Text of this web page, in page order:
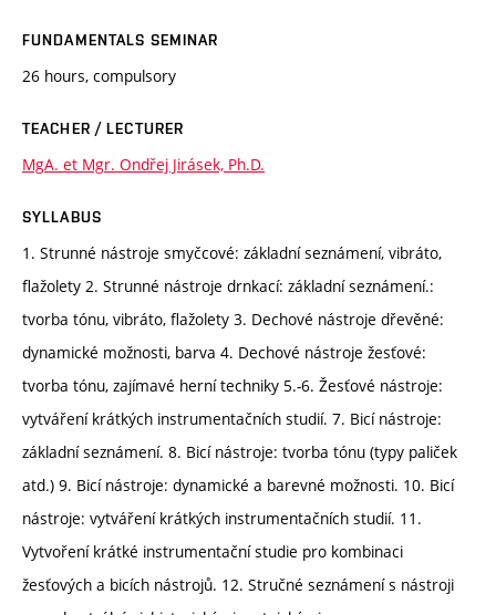
FUNDAMENTALS SEMINAR
26 hours, compulsory
TEACHER / LECTURER
MgA. et Mgr. Ondřej Jirásek, Ph.D.
SYLLABUS
1. Strunné nástroje smyčcové: základní seznámení, vibráto,
flažolety 2. Strunné nástroje drnkací: základní seznámení.:
tvorba tónu, vibráto, flažolety 3. Dechové nástroje dřevěné:
dynamické možnosti, barva 4. Dechové nástroje žesťové:
tvorba tónu, zajímavé herní techniky 5.-6. Žesťové nástroje:
vytváření krátkých instrumentačních studií. 7. Bicí nástroje:
základní seznámení. 8. Bicí nástroje: tvorba tónu (typy paliček
atd.) 9. Bicí nástroje: dynamické a barevné možnosti. 10. Bicí
nástroje: vytváření krátkých instrumentačních studií. 11.
Vytvoření krátké instrumentační studie pro kombinaci
žesťových a bicích nástrojů. 12. Stručné seznámení s nástroji